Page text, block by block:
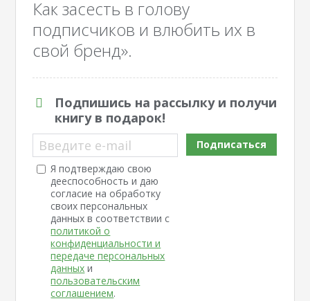
Как засесть в голову
подписчиков и влюбить их в
свой бренд».
Подпишись на рассылку и получи
книгу в подарок!
Введите e-mail
Я подтверждаю свою
дееспособность и даю
согласие на обработку
своих персональных
данных в соответствии с
политикой о
конфиденциальности и
передаче персональных
данных и
пользовательским
соглашением.
Подписаться